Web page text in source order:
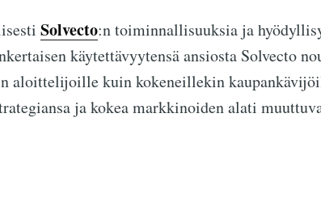
Solvecto:n toiminnallisuuksia ja
käytettävyytensä ansiosta Solvecto
aloittelijoille kuin kokeneillekin
ja kokea markkinoiden alati